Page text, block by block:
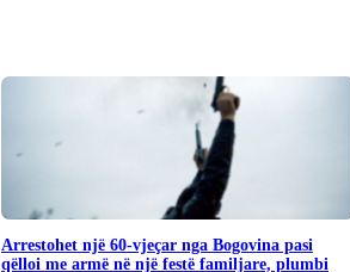
Arrestohet një 60-vjeçar nga Bogovina pasi
qëlloi me armë në një festë familjare, plumbi